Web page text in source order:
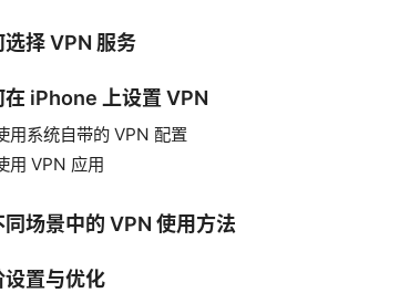
选择 VPN 服务
在 iPhone 上设置 VPN
用系统自带的 VPN 配置
用 VPN 应用
同场景中的 VPN 使用方法
设置与优化